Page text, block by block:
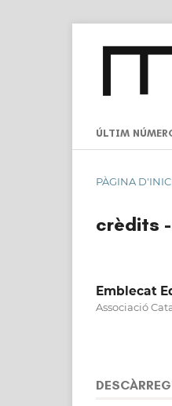
ÚLTIM
PÀGINA
crèdits
Emblecat
Associació